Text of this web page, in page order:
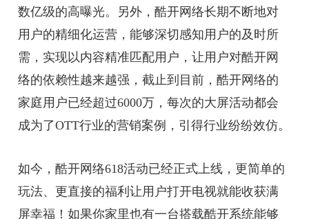
数亿级的高曝光。另外，酷开网络长期不断地对
用户的精细化运营，能够深切感知用户的及时所
需，实现以内容精准匹配用户，让用户对酷开网
络的依赖性越来越强，截止到目前，酷开网络的
家庭用户已经超过6000万，每次的大屏活动都会
成为了OTT行业的营销案例，引得行业纷纷效仿。
如今，酷开网络618活动已经正式上线，更简单的
玩法、更直接的福利让用户打开电视就能收获满
屏幸福！如果你家里也有一台搭载酷开系统能够